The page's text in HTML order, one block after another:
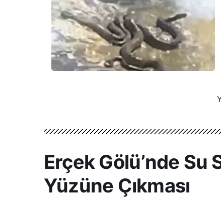
Erçek Gölü’nde
Yüzüne Çıkması